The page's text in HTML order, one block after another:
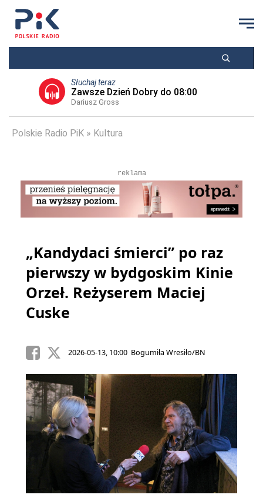
Słuchaj teraz
Zawsze Dzień Dobry do 08:00
Dariusz Gross
Polskie Radio PiK Kultura
reklama
„Kandydaci śmierci” po raz
pierwszy w bydgoskim Kinie
Orzeł. Reżyserem Maciej
Cuske
2026-05-13, 10:00 Bogumiła Wresiło/BN